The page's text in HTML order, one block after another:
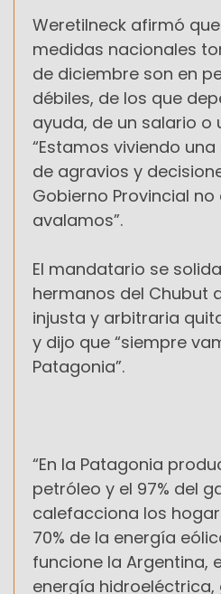
Weretilneck afirmó
medidas nacionales
de diciembre son en
débiles, de los que
ayuda, de un salario o
“Estamos viviendo
de agravios y
Gobierno Provincial
avalamos”.
El mandatario se
hermanos del Chubut
injusta y arbitraria
y dijo que “siempre
Patagonia”.
“En la Patagonia
petróleo y el 97% del
calefacciona los
70% de la energía
funcione la Argentina,
energía hidroeléctrica,